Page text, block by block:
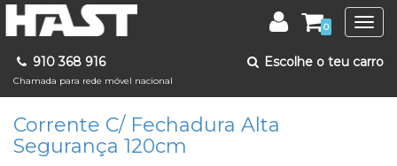
0
910 368 916
Chamada para rede móvel nacional
Escolhe o teu carro
Corrente C/ Fechadura Alta
Segurança 120cm